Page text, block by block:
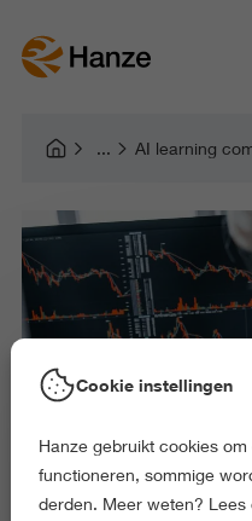
AI learning
Cookie instellingen
Hanze gebruikt cookies
functioneren, sommige
derden. Meer weten? Lees